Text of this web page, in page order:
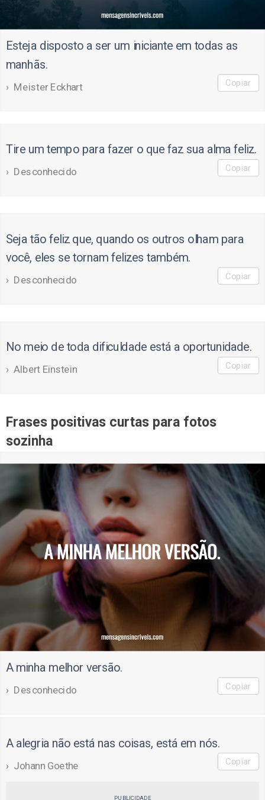
Esteja disposto a ser um iniciante em todas as
manhãs.
Meister Eckhart Copiar
Tire um tempo para fazer o que faz sua alma feliz.
Desconhecido Copiar
Seja tão feliz que, quando os outros olham para
você, eles se tornam felizes também.
Desconhecido Copiar
No meio de toda dificuldade está a oportunidade.
Albert Einstein Copiar
Frases positivas curtas para fotos
sozinha
A minha melhor versão.
Desconhecido Copiar
A alegria não está nas coisas, está em nós.
Johann Goethe Copiar
PUBLICIDADE